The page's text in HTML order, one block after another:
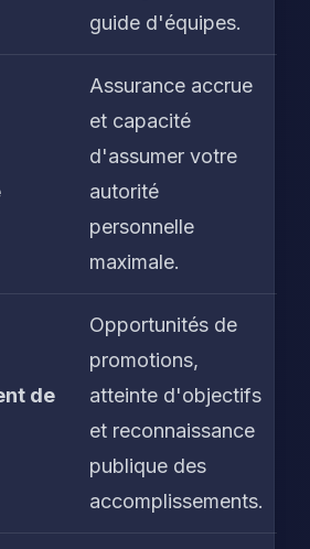
guide d'équipes.
Assurance accrue
et capacité
d'assumer votre
autorité
personnelle
maximale.
de
Opportunités de
promotions,
atteinte d'objectifs
et reconnaissance
publique des
accomplissements.